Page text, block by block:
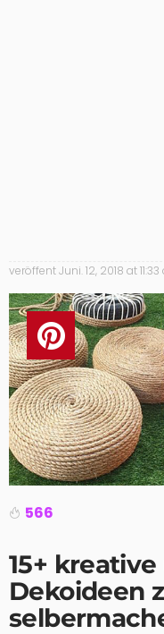
veröffentJuni. 12, 2018 at
566
15+
Dekoideen